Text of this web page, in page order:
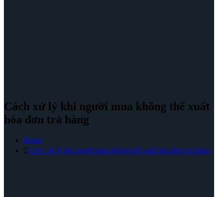
Cách xử lý khi người mua không thể xuất
hóa đơn trả hàng
Home
Cách xử lý khi người mua không thể xuất hóa đơn trả hàng